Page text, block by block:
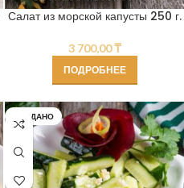
Салат из морской капусты 250 г.
3 700,00₸
ПОДРОБНЕЕ
ПРОДАНО